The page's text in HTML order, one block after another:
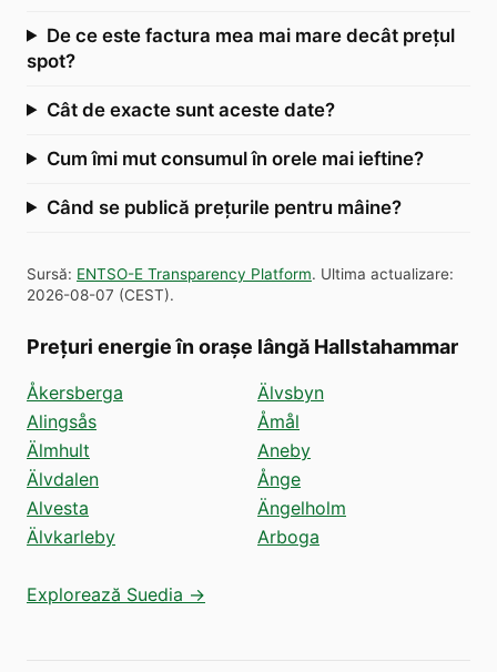
De ce este factura mea mai mare decât prețul
spot?
Cât de exacte sunt aceste date?
Cum îmi mut consumul în orele mai ieftine?
Când se publică prețurile pentru mâine?
Sursă: ENTSO-E Transparency Platform. Ultima actualizare:
2026-08-07 (CEST).
Prețuri energie în orașe lângă Hallstahammar
Åkersberga
Alingsås
Älmhult
Älvdalen
Alvesta
Älvkarleby
Älvsbyn
Åmål
Aneby
Ånge
Ängelholm
Arboga
Explorează Suedia →